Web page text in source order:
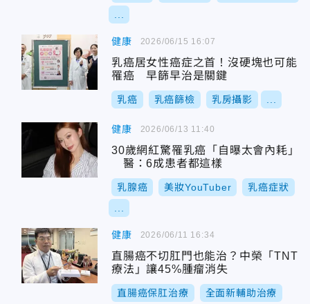
健康
乳癌居女性癌症之首！沒硬塊也可能
罹癌 早篩早治是關鍵
乳癌 乳癌篩檢 乳房攝影
2026/06/15 16:07
健康
30歲網紅驚罹乳癌「自曝太會內耗」
醫：6成患者都這樣
乳腺癌 美妝YouTuber 乳癌症狀
2026/06/13 11:40
健康
直腸癌不切肛門也能治？中榮「TNT
療法」讓45%腫瘤消失
直腸癌保肛治療 全面新輔助治療
2026/06/11 16:34